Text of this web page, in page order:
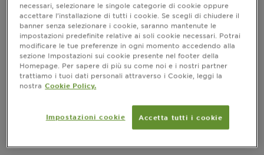
Informazioni prodotto
CLOSE SUBPANEL
Ingredienti
CLOSE SUBPANEL
PRECAUZIONI D’USO
CLOSE SUBPANEL
necessari, selezionare le singole categorie di cookie oppure
accettare l’installazione di tutti i cookie. Se scegli di chiudere il
banner senza selezionare i cookie, saranno mantenute le
impostazioni predefinite relative ai soli cookie necessari. Potrai
modificare le tue preferenze in ogni momento accedendo alla
sezione Impostazioni sui cookie presente nel footer della
Homepage. Per sapere di più su come noi e i nostri partner
trattiamo i tuoi dati personali attraverso i Cookie, leggi la
nostra Cookie Policy.
Impostazioni cookie Accetta tutti i cookie